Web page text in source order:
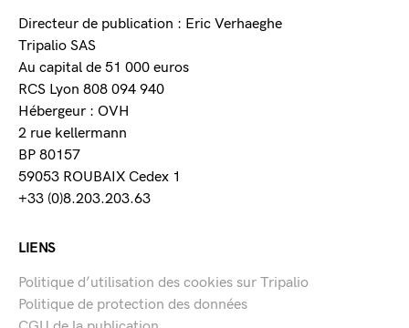
Directeur de publication : Eric Verhaeghe
Tripalio SAS
Au capital de 51 000 euros
RCS Lyon 808 094 940
Hébergeur : OVH
2 rue kellermann
BP 80157
59053 ROUBAIX Cedex 1
+33 (0)8.203.203.63
LIENS
Politique d’utilisation des cookies sur Tripalio
Politique de protection des données